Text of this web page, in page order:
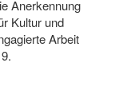
Anerkennung
Kultur und
Arbeit